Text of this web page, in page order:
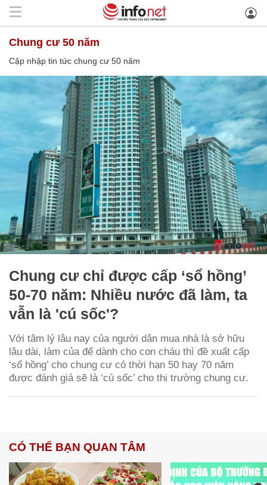
chung cư 50 năm
Cập nhập tin tức chung cư 50 năm
Chung cư chỉ được cấp ‘sổ hồng’
50-70 năm: Nhiều nước đã làm, ta
vẫn là 'cú sốc'?
Với tâm lý lâu nay của người dân mua nhà là sở hữu
lâu dài, làm của để dành cho con cháu thì đề xuất cấp
‘sổ hồng’ cho chung cư có thời hạn 50 hay 70 năm
được đánh giá sẽ là ‘cú sốc’ cho thị trường chung cư.
CÓ THỂ BẠN QUAN TÂM